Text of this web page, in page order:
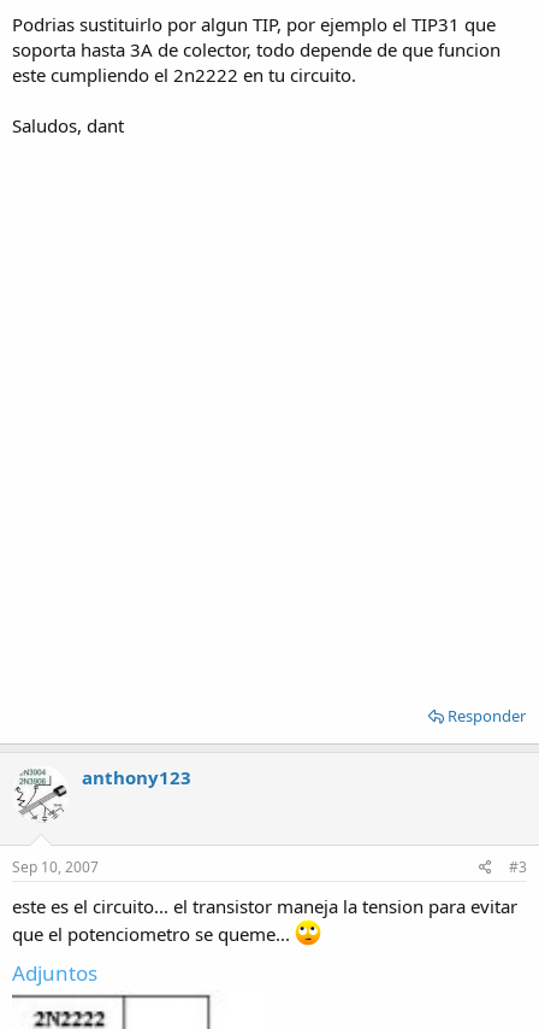
Podrias sustituirlo por algun TIP, por ejemplo el TIP31 que
soporta hasta 3A de colector, todo depende de que funcion
este cumpliendo el 2n2222 en tu circuito.
Saludos, dant
Responder
anthony123
Sep 10, 2007 #3
este es el circuito... el transistor maneja la tension para evitar
que el potenciometro se queme...
Adjuntos